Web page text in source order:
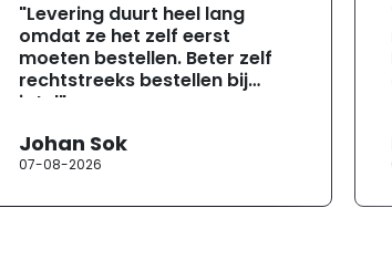
"Levering duurt heel lang
omdat ze het zelf eerst
moeten bestellen. Beter zelf
rechtstreeks bestellen bij
jotul"
Johan Sok
07-08-2026